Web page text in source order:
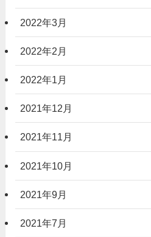
2022年3月
2022年2月
2022年1月
2021年12月
2021年11月
2021年10月
2021年9月
2021年7月